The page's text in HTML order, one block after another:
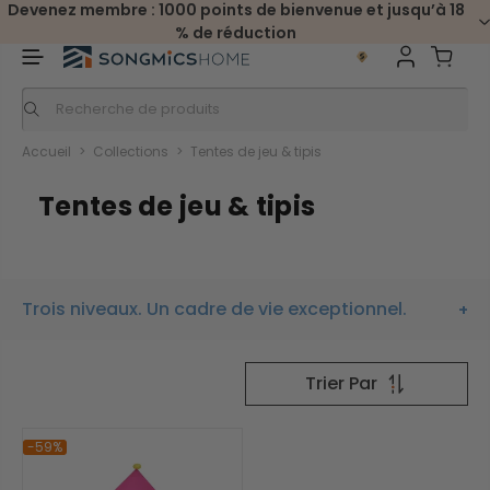
Devenez membre : 1000 points de bienvenue et jusqu’à 18
% de réduction
Accueil > Collections > Tentes de jeu & tipis
Tentes de jeu & tipis
Trois niveaux. Un cadre de vie exceptionnel.
Trier Par
-59%